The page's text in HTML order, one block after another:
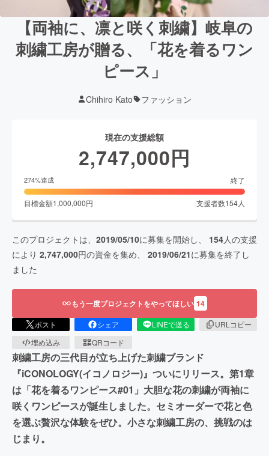
【両袖に、凛と咲く刺繍】岐阜の
刺繍工房が贈る、「花を着るワン
ピース」
Chihiro Kato ファッション
現在の支援総額
2,747,000円
274%達成 終了
目標金額1,000,000円 支援者数154人
このプロジェクトは、 2019/05/10に募集を開始し、 154人の支援
により 2,747,000円の資金を集め、 2019/06/21に募集を終了し
ました
もう一度プロジェクトをやってほしい 14
ポスト シェア LINEで送る
URLコピー
埋め込み
QRコード
刺繍工房の三代目が立ち上げた刺繍ブランド
『iCONOLOGY(イコノロジー)』ついにリリース。第1章
は「花を着るワンピース#01」大胆な花の刺繍が両袖に
咲くワンピースが誕生しました。セミオーダーで花と色
を選ぶ贅沢な体験をぜひ。小さな刺繍工房の、挑戦のは
じまり。